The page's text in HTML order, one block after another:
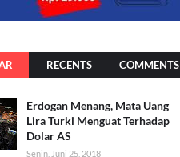
RECENTS COMMENTS
Erdogan Menang, Mata Uang
Lira Turki Menguat Terhadap
Dolar AS
Senin, Juni 25, 2018